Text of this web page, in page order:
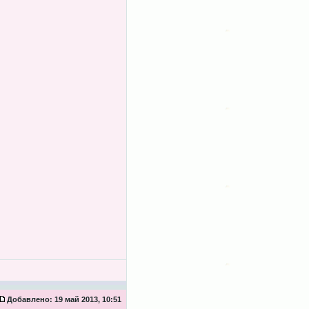
Добавлено: 19 май 2013, 10:51